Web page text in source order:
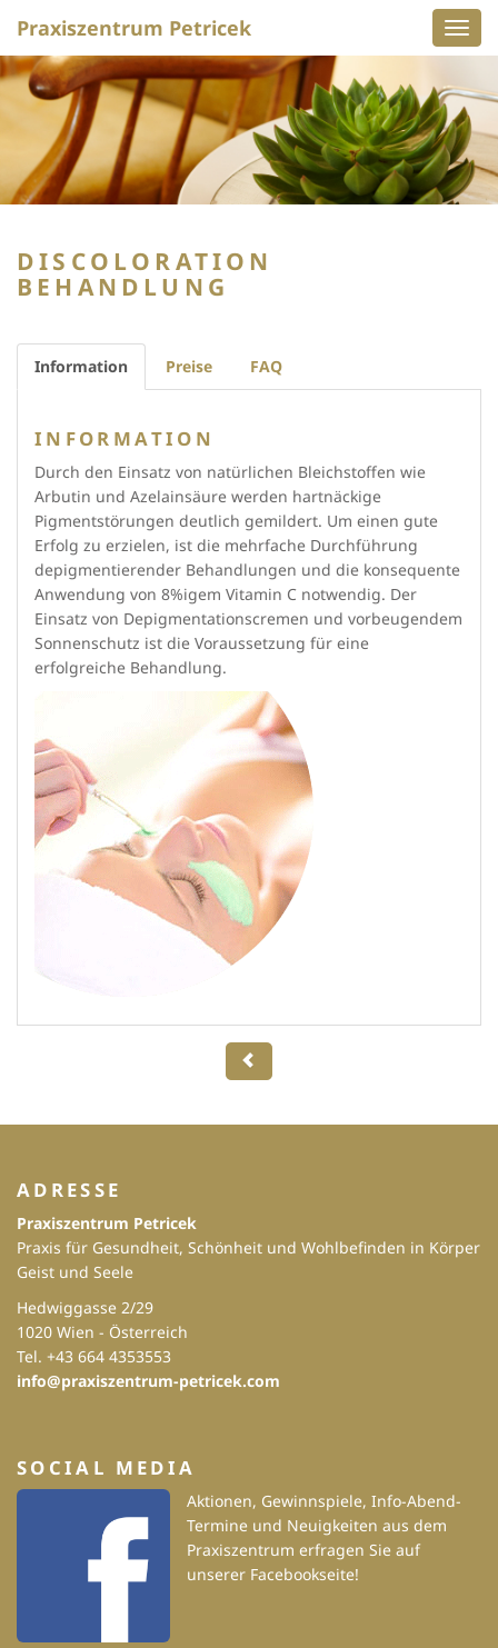
ein-/
Praxiszentrum Petricek
DISCOLORATION
BEHANDLUNG
Information Preise FAQ
INFORMATION
Durch den Einsatz von natürlichen Bleichstoffen wie
Arbutin und Azelainsäure werden hartnäckige
Pigmentstörungen deutlich gemildert. Um einen gute
Erfolg zu erzielen, ist die mehrfache Durchführung
depigmentierender Behandlungen und die konsequente
Anwendung von 8%igem Vitamin C notwendig. Der
Einsatz von Depigmentationscremen und vorbeugendem
Sonnenschutz ist die Voraussetzung für eine
erfolgreiche Behandlung.
ADRESSE
Praxiszentrum Petricek
Praxis für Gesundheit, Schönheit und Wohlbefinden in Körper
Geist und Seele
Hedwiggasse 2/29
1020 Wien - Österreich
Tel. +43 664 4353553
info@praxiszentrum-petricek.com
SOCIAL MEDIA
Aktionen, Gewinnspiele, Info-Abend-
Termine und Neuigkeiten aus dem
Praxiszentrum erfragen Sie auf
unserer Facebookseite!